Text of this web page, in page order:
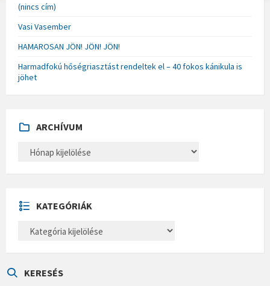
(nincs cím)
Vasi Vasember
HAMAROSAN JÖN! JÖN! JÖN!
Harmadfokú hőségriasztást rendeltek el – 40 fokos kánikula is
jöhet
ARCHÍVUM
H
U
M
KATEGÓRIÁK
E
KERESÉS